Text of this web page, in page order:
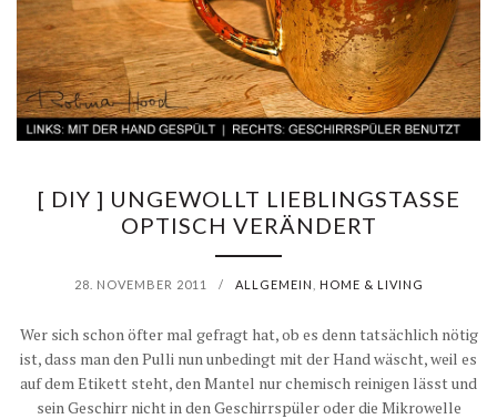
[ DIY ] UNGEWOLLT LIEBLINGSTASSE
OPTISCH VERÄNDERT
28. NOVEMBER 2011 / ALLGEMEIN HOME & LIVING
Wer sich schon öfter mal gefragt hat, ob es denn tatsächlich nötig
ist, dass man den Pulli nun unbedingt mit der Hand wäscht, weil es
auf dem Etikett steht, den Mantel nur chemisch reinigen lässt und
sein Geschirr nicht in den Geschirrspüler oder die Mikrowelle